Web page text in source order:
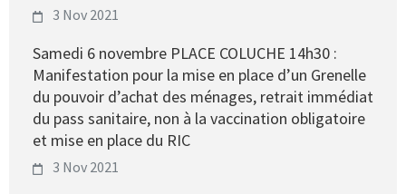
3 Nov 2021
Samedi 6 novembre PLACE COLUCHE 14h30 :
Manifestation pour la mise en place d’un Grenelle
du pouvoir d’achat des ménages, retrait immédiat
du pass sanitaire, non à la vaccination obligatoire
et mise en place du RIC
3 Nov 2021